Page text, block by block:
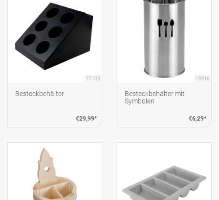
17103
Besteckbehälter
€29,99*
15916
Besteckbehälter mit
Symbolen
€6,29*